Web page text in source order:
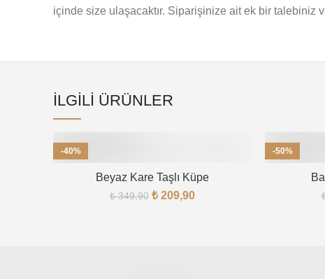
içinde size ulaşacaktır. Siparişinize ait ek bir talebiniz
İLGILI ÜRÜNLER
-40%
TÜKENDIBeyaz Kare Taşlı Küpe
₺349,90 ₺209,90
-50%